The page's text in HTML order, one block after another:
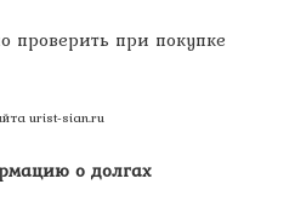
urist-sian.ru
о долгах